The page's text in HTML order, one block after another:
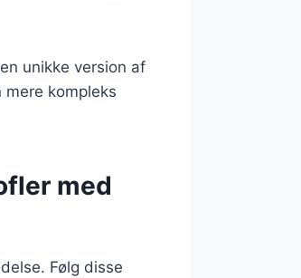
unikke version af
kompleks
med
Følg disse